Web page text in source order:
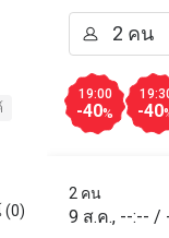
(0)
W
The
variety of
atmosphere
services
สถานที่สะอาด
19:00
-40% -40
2 คน
9 ส.ค., --:-- /